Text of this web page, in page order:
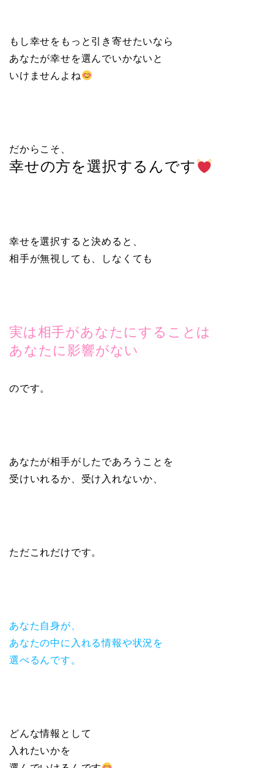
もし幸せをもっと引き寄せたいなら
あなたが幸せを選んでいかないと
いけませんよね
だからこそ、
幸せの方を選択するんです
幸せを選択すると決めると、
相手が無視しても、しなくても
実は相手があなたにすることは
あなたに影響がない
のです。
あなたが相手がしたであろうことを
受けいれるか、受け入れないか、
ただこれだけです。
あなた自身が、
あなたの中に入れる情報や状況を
選べるんです。
どんな情報として
入れたいかを